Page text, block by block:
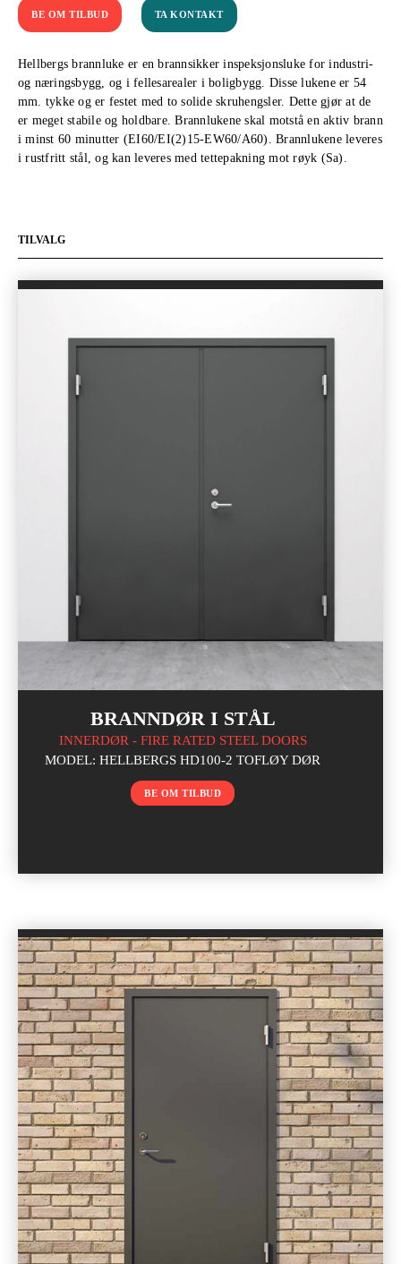
BE OM TILBUD TA KONTAKT
Hellbergs brannluke er en brannsikker inspeksjonsluke for industri-
og næringsbygg, og i fellesarealer i boligbygg. Disse lukene er 54
mm. tykke og er festet med to solide skruhengsler. Dette gjør at de
er meget stabile og holdbare. Brannlukene skal motstå en aktiv brann
i minst 60 minutter (EI60/EI(2)15-EW60/A60). Brannlukene leveres
i rustfritt stål, og kan leveres med tettepakning mot røyk (Sa).
TILVALG
BRANNDØR I STÅL
INNERDØR - FIRE RATED STEEL DOORS
MODEL: HELLBERGS HD100-2 TOFLØY DØR
BE OM TILBUD